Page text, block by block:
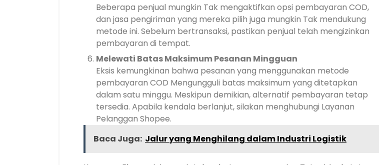
Beberapa penjual mungkin Tak mengaktifkan opsi pembayaran COD,
dan jasa pengiriman yang mereka pilih juga mungkin Tak mendukung
metode ini. Sebelum bertransaksi, pastikan penjual telah mengizinkan
pembayaran di tempat.
Melewati Batas Maksimum Pesanan Mingguan
Eksis kemungkinan bahwa pesanan yang menggunakan metode
pembayaran COD Mengungguli batas maksimum yang ditetapkan
dalam satu minggu. Meskipun demikian, alternatif pembayaran tetap
tersedia. Apabila kendala berlanjut, silakan menghubungi Layanan
Pelanggan Shopee.
Baca Juga: Jalur yang Menghilang dalam Industri Logistik